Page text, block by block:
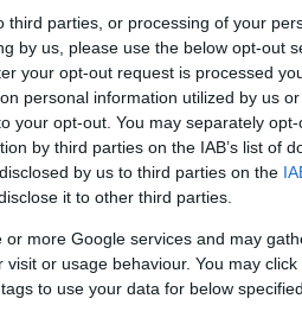
parties, or processing of your
by us, please use the below opt-out
your opt-out request is processed
personal information utilized by us
your opt-out. You may separately
by third parties on the IAB’s list of
by us to third parties on the
it to other third parties.
more Google services and may
or usage behaviour. You may
to use your data for below
, πρόεδρος του
Τεκτονικού Ιδρύματος για τη
στο πρόγραμμα «Οι
τομέα αυτό».
ανέφερε στη σύντομη ομιλία
είμαστε παιδιά, όμως μερικοί